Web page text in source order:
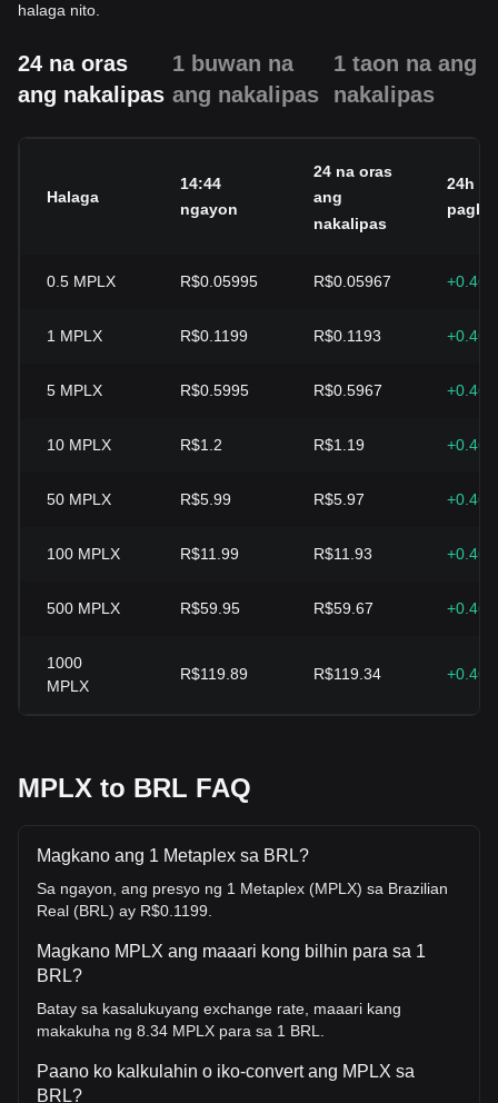
halaga nito.
24 na oras
ang nakalipas
1 buwan na
ang nakalipas
1 taon na ang
nakalipas
Halaga
14:44
ngayon
24 na oras
ang
nakalipas
24h na
0.5 MPLX R$0.05995 R$0.05967
1 MPLX R$0.1199 R$0.1193
5 MPLX R$0.5995 R$0.5967
10 MPLX R$1.2 R$1.19
50 MPLX R$5.99 R$5.97
100 MPLX R$11.99 R$11.93
500 MPLX R$59.95 R$59.67
1000
MPLX
R$119.89 R$119.34
MPLX to BRL FAQ
Magkano ang 1 Metaplex sa BRL?
Sa ngayon, ang presyo ng 1 Metaplex (MPLX) sa Brazilian
Real (BRL) ay R$0.1199.
Magkano MPLX ang maaari kong bilhin para sa 1
BRL?
Batay sa kasalukuyang exchange rate, maaari kang
makakuha ng 8.34 MPLX para sa 1 BRL.
Paano ko kalkulahin o iko-convert ang MPLX sa
BRL?